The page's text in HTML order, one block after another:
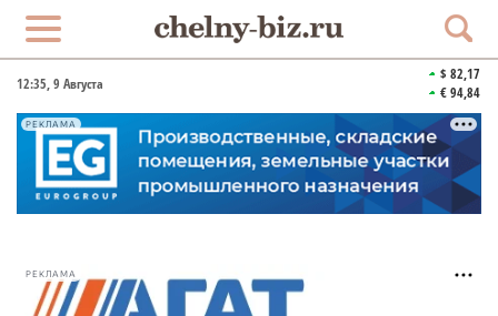
12:35, 9 Августа
$ 82,17
€ 94,84
РЕКЛАМА
РЕКЛАМА